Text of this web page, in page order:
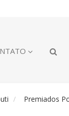
Premiados